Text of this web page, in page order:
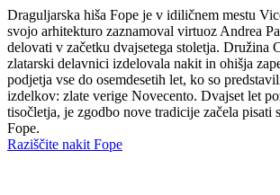
Draguljarska hiša Fope je v idiličnem mestu
svojo arhitekturo zaznamoval virtuoz Andrea
delovati v začetku dvajsetega stoletja. Družina
zlatarski delavnici izdelovala nakit in ohišja
podjetja vse do osemdesetih let, ko so
izdelkov: zlate verige Novecento. Dvajset let
tisočletja, je zgodbo nove tradicije začela pisati
Fope.
Raziščite nakit Fope